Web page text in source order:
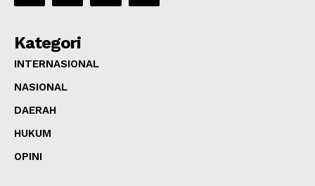
Kategori
INTERNASIONAL
NASIONAL
DAERAH
HUKUM
OPINI